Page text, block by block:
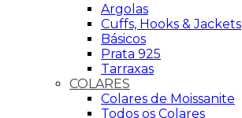
Argolas
Cuffs, Hooks & Jackets
Básicos
Prata 925
Tarraxas
COLARES
Colares de Moissanite
Todos os Colares